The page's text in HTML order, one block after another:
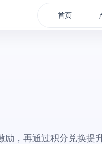
首页
励，再通过积分兑换提